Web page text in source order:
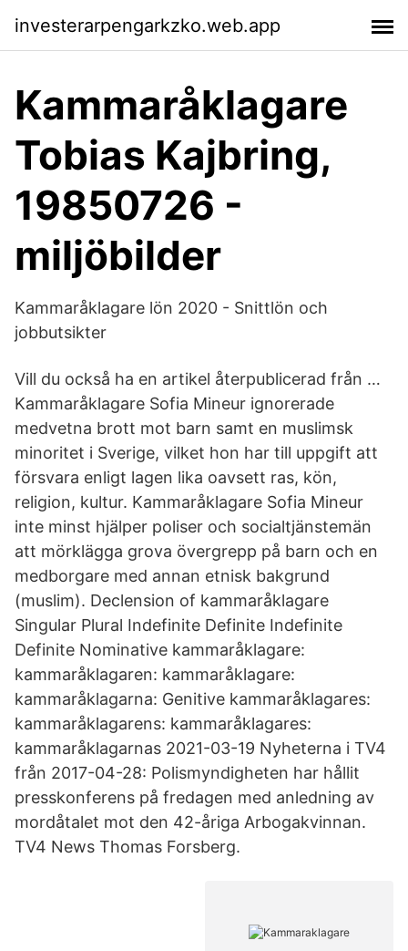
investerarpengarkzko.web.app
Kammaråklagare
Tobias Kajbring,
19850726 -
miljöbilder
Kammaråklagare lön 2020 - Snittlön och
jobbutsikter
Vill du också ha en artikel återpublicerad från …
Kammaråklagare Sofia Mineur ignorerade
medvetna brott mot barn samt en muslimsk
minoritet i Sverige, vilket hon har till uppgift att
försvara enligt lagen lika oavsett ras, kön,
religion, kultur. Kammaråklagare Sofia Mineur
inte minst hjälper poliser och socialtjänstemän
att mörklägga grova övergrepp på barn och en
medborgare med annan etnisk bakgrund
(muslim). Declension of kammaråklagare
Singular Plural Indefinite Definite Indefinite
Definite Nominative kammaråklagare:
kammaråklagaren: kammaråklagare:
kammaråklagarna: Genitive kammaråklagares:
kammaråklagarens: kammaråklagares:
kammaråklagarnas 2021-03-19 Nyheterna i TV4
från 2017-04-28: Polismyndigheten har hållit
presskonferens på fredagen med anledning av
mordåtalet mot den 42-åriga Arbogakvinnan.
TV4 News Thomas Forsberg.